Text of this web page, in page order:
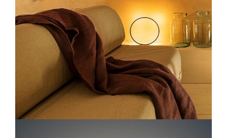
Lichtplanung
Referenzen
Marken
Ratgeber
Sale